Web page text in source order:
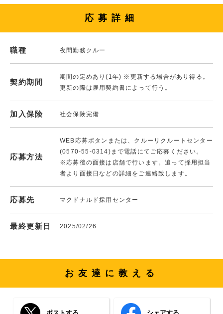
応募詳細
職種 夜間勤務クルー
契約期間
期間の定めあり(1年) ※更新する場合があり得る。
更新の際は雇用契約書によって行う。
加入保険 社会保険完備
応募方法
WEB応募ボタンまたは、クルーリクルートセンター
(0570-55-0314)まで電話にてご応募ください。
※応募後の面接は店舗で行います。追って採用担当
者より面接日などの詳細をご連絡致します。
応募先 マクドナルド採用センター
最終更新日 2025/02/26
お友達に教える